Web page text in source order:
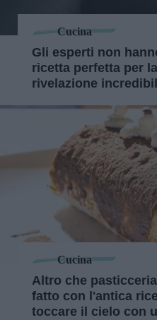
Cucina
Gli esperti non
ricetta perfetta per
rivelazione
Cucina
Altro che
fatto con l'antica
toccare il cielo con